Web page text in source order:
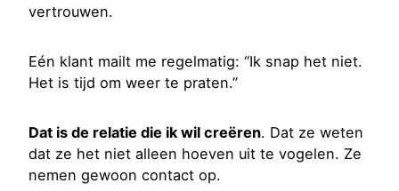
vertrouwen.
Eén klant mailt me regelmatig: “Ik snap het niet.
Het is tijd om weer te praten.”
Dat is de relatie die ik wil creëren. Dat ze weten
dat ze het niet alleen hoeven uit te vogelen. Ze
nemen gewoon contact op.